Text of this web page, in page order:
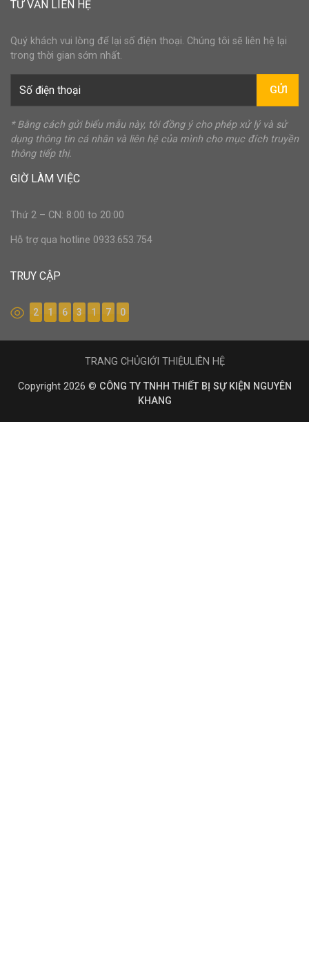
TƯ VẤN LIÊN HỆ
Quý khách vui lòng để lại số điện thoại. Chúng tôi sẽ liên hệ lại
trong thời gian sớm nhất.
GỬI
* Bằng cách gửi biểu mẫu này, tôi đồng ý cho phép xử lý và sử
dụng thông tin cá nhân và liên hệ của mình cho mục đích truyền
thông tiếp thị.
GIỜ LÀM VIỆC
Thứ 2 – CN: 8:00 to 20:00
Hỗ trợ qua hotline 0933.653.754
TRUY CẬP
2 1 6 3 1 7 0
Copyright 2026 © CÔNG TY TNHH THIẾT BỊ SỰ KIỆN NGUYÊN
KHANG
TRANG CHỦGIỚI THIỆULIÊN HỆ